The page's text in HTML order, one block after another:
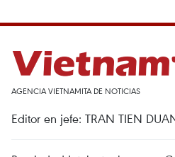
AGENCIA VIETNAMITA DE NOTICIAS
Editor en jefe: TRAN TIEN